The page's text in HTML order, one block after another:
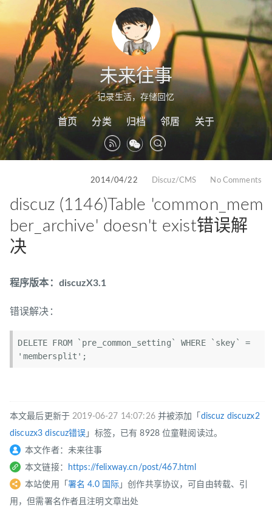
未来往事
记录生活，存储回忆
首页 分类 归档 邻居 关于
2014/04/22 Discuz/CMS No Comments
discuz (1146)Table 'common_mem
ber_archive' doesn't exist错误解
决
程序版本：discuzX3.1
错误解决：
DELETE FROM `pre_common_setting` WHERE `skey` =
本文最后更新于2019-06-27 14:07:26并被添加「 discuz discuzx2
discuzx3 discuz错误 」标签，已有 8928 位童鞋阅读过。
本文作者：未来往事
本文链接：
https://felixway.cn/post/467.html
本站使用「 署名 4.0 国际 」创作共享协议，可自由转载、引
用，但需署名作者且注明文章出处